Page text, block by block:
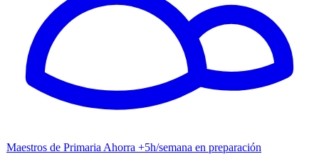
Maestros de Primaria Ahorra +5h/semana en preparación